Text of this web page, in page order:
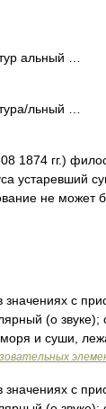
альный …
льный …
1874 гг.)
устаревший
не может
с
(о
моря и суши,
с